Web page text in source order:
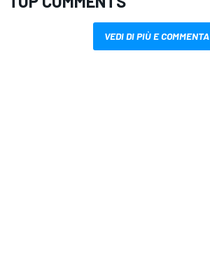
VEDI DI PIÙ E COMMENTA